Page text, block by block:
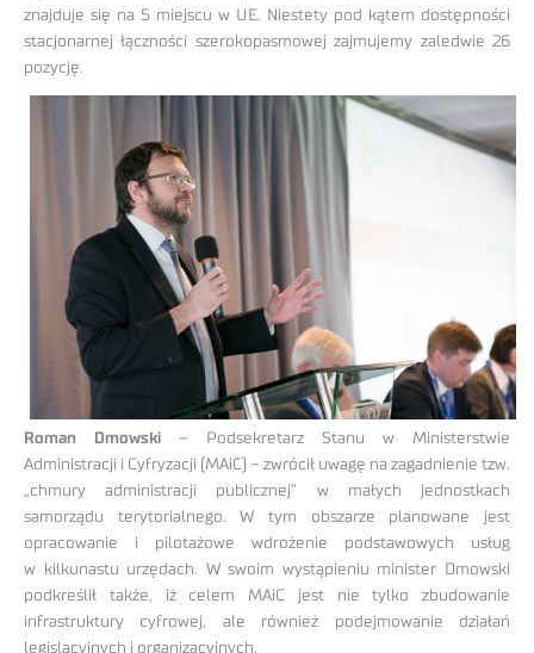
znajduje się na 5 miejscu w UE. Niestety pod kątem dostępności
stacjonarnej łączności szerokopasmowej zajmujemy zaledwie 26
pozycję.
Roman Dmowski – Podsekretarz Stanu w Ministerstwie
Administracji i Cyfryzacji (MAiC) – zwrócił uwagę na zagadnienie tzw.
„chmury administracji publicznej” w małych jednostkach
samorządu terytorialnego. W tym obszarze planowane jest
opracowanie i pilotażowe wdrożenie podstawowych usług
w kilkunastu urzędach. W swoim wystąpieniu minister Dmowski
podkreślił także, iż celem MAiC jest nie tylko zbudowanie
infrastruktury cyfrowej, ale również podejmowanie działań
legislacyjnych i organizacyjnych.